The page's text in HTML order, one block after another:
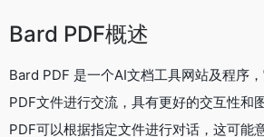
Bard PDF概述
Bard PDF 是一个AI文档工具网站及程序
PDF文件进行交流，具有更好的交互性和
PDF可以根据指定文件进行对话，这可能